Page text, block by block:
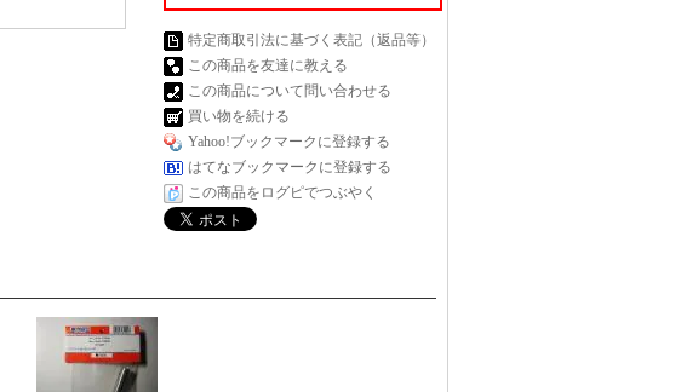
特定商取引法に基づく表記（返品等）
この商品を友達に教える
この商品について問い合わせる
買い物を続ける
Yahoo!ブックマークに登録する
はてなブックマークに登録する
この商品をログピでつぶやく